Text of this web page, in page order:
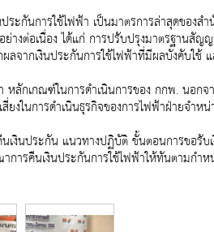
ระกันการใช้ไฟฟ้า เป็นมาตรการล่าสุดของส
างต่อเนื่อง ได้แก่ การปรับปรุงมาตรฐานสั
ลจากเงินประกันการใช้ไฟฟ้าที่มีผลบังคับใ
ลักเกณฑ์ในการดำเนินการของ กกพ. นอกจ
ยงในการดำเนินธุรกิจของการไฟฟ้าฝ่ายจ
เงินประกัน แนวทางปฏิบัติ ขั้นตอนการขอรั
ารคืนเงินประกันการใช้ไฟฟ้าให้ทันตามกำห